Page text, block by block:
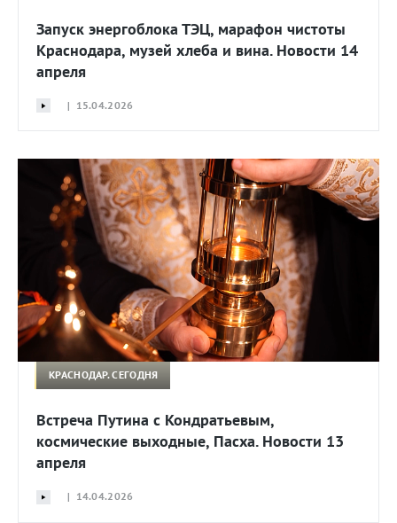
Запуск энергоблока ТЭЦ, марафон чистоты
Краснодара, музей хлеба и вина. Новости 14
апреля
| 15.04.2026
КРАСНОДАР. СЕГОДНЯ
Встреча Путина с Кондратьевым,
космические выходные, Пасха. Новости 13
апреля
| 14.04.2026